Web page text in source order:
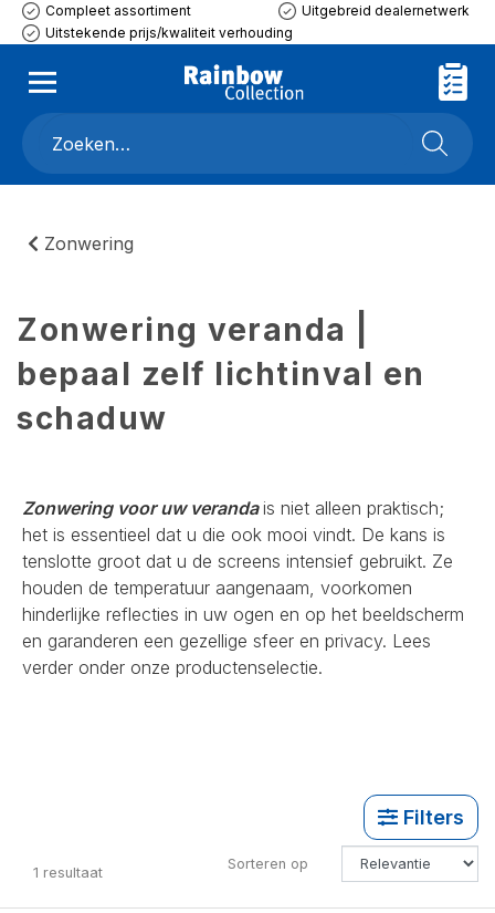
Compleet assortiment
Uitgebreid dealernetwerk
Uitstekende prijs/kwaliteit verhouding
Zonwering
Zonwering veranda |
bepaal zelf lichtinval en
schaduw
Zonwering voor uw verandais niet alleen praktisch;
het is essentieel dat u die ook mooi vindt. De kans is
tenslotte groot dat u de screens intensief gebruikt. Ze
houden de temperatuur aangenaam, voorkomen
hinderlijke reflecties in uw ogen en op het beeldscherm
en garanderen een gezellige sfeer en privacy. Lees
verder onder onze productenselectie.
Filters
1 resultaat Sorteren op